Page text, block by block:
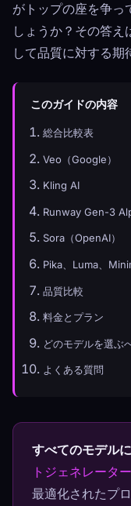
がトップの座を争っ
しょうか？その答
して品質に対する期
このガイドの内容
総合比較表
Veo（Google）
Kling AI
Runway Gen-3
Sora（OpenAI）
Pika、Luma、
品質比較
料金とプラン
どのモデルを選ぶ
よくある質問
すべてのモデル
トジェネレーター
最適化されたプ